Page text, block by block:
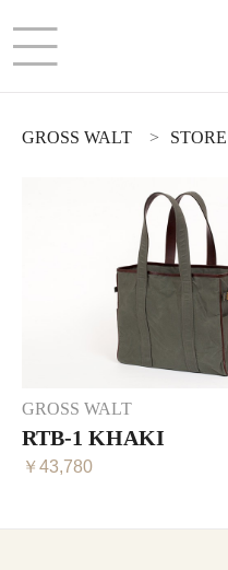
GROSS WALT STORE
GROSS WALT
RTB-1 KHAKI
￥43,780